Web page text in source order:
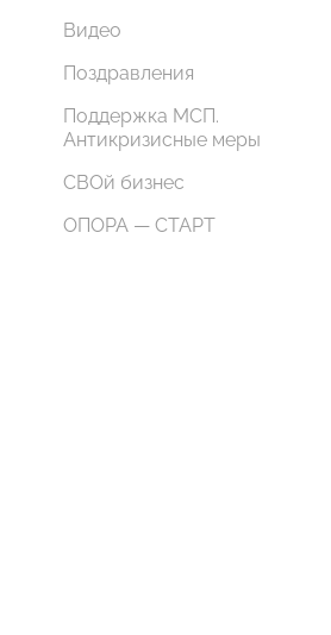
Видео
Поздравления
Поддержка МСП.
Антикризисные меры
СВОй бизнес
ОПОРА — СТАРТ